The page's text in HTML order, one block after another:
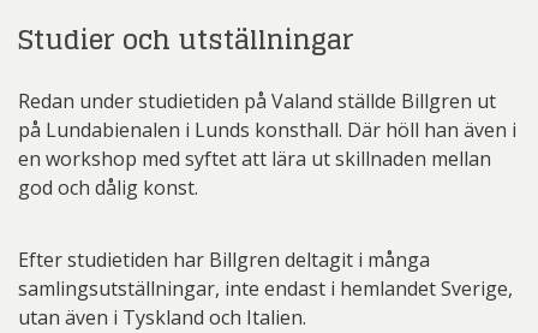
Studier och utställningar
Redan under studietiden på Valand ställde Billgren ut
på Lundabienalen i Lunds konsthall. Där höll han även i
en workshop med syftet att lära ut skillnaden mellan
god och dålig konst.
Efter studietiden har Billgren deltagit i många
samlingsutställningar, inte endast i hemlandet Sverige,
utan även i Tyskland och Italien.